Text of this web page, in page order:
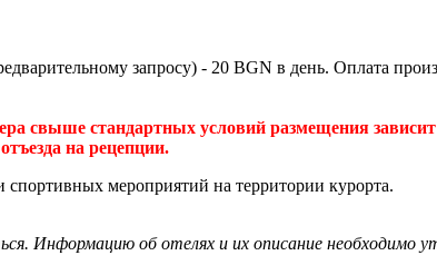
запросу) - 20 BGN в день. Оплата
свыше стандартных условий размещения зависит
на рецепции.
мероприятий на территории курорта.
Информацию об отелях и их описание необходимо